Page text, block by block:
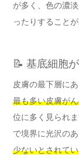
が多く、色の濃
ったりすることが
📝 基底細胞
皮膚の最下層に
最も多い皮膚が
位に多く見られ
で境界に光沢の
少ないとされて